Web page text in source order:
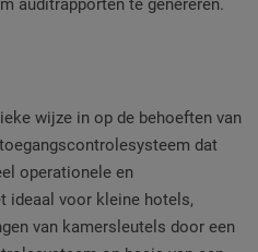
auditrapporten te genereren.
wijze in op de behoeften van
dat
operationele en
ideaal voor kleine hotels,
van kamersleutels door een